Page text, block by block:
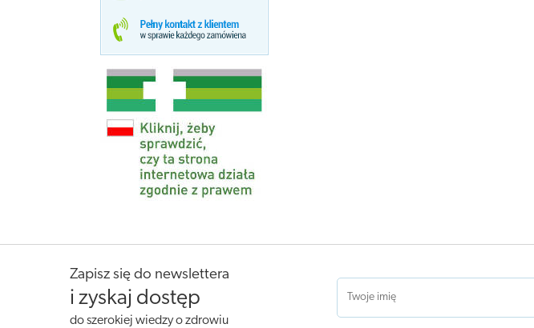
Zapisz się do newslettera
i zyskaj dostęp
do szerokiej wiedzy o zdrowiu